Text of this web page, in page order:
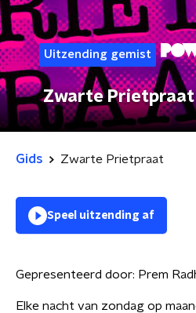
Uitzending gemist
Zwarte Prietpraat
Gids Zwarte Prietpraat
Speel uitzending af
Gepresenteerd door: Prem
Elke nacht van zondag op